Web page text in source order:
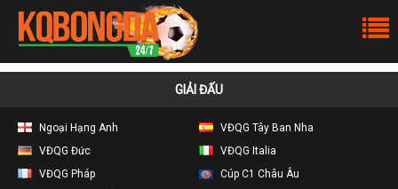
GIẢI ĐẤU
Ngoại Hạng Anh
VĐQG Tây Ban Nha
VĐQG Đức
VĐQG Italia
VĐQG Pháp
Cúp C1 Châu Âu